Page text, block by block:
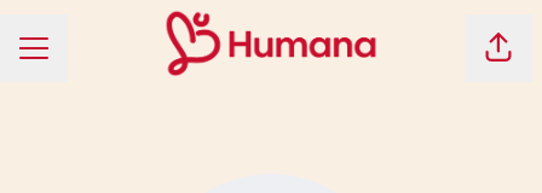
KARRIÄRMENY Dela